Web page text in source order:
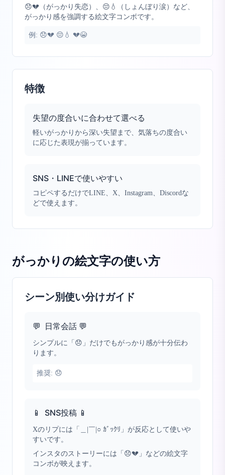
😞💔（がっかり失恋）、😔💧（しょんぼり涙）など、
がっかり感を強調する絵文字コンボです。
例: 😞💔 😔💧 💔😭
特徴
失望の度合いに合わせて選べる
軽いがっかりから深い失望まで、気落ちの度合い
に応じた表現が揃っています。
SNS・LINEで使いやすい
コピペするだけでLINE、X、Instagram、Discordな
どで使えます。
がっかりの絵文字の使い方
シーン別使い分けガイド
💬 日常会話 💬
シンプルに「😞」だけでもがっかり感が十分伝わ
ります。
推奨: 😞
📱 SNS投稿 📱
Xのリプには「＿|￣|○ ｶﾞｯｸﾘ」が反応として使いや
すいです。
インスタのストーリーには「😞💔」などの絵文字
コンボが映えます。